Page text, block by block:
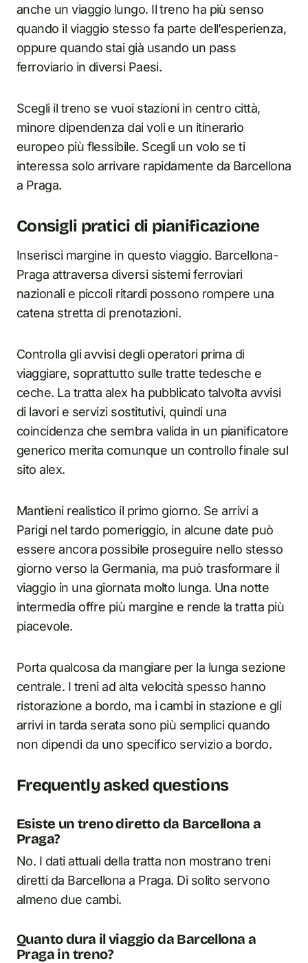
anche un viaggio lungo. Il treno ha più senso
quando il viaggio stesso fa parte dell’esperienza,
oppure quando stai già usando un pass
ferroviario in diversi Paesi.
Scegli il treno se vuoi stazioni in centro città,
minore dipendenza dai voli e un itinerario
europeo più flessibile. Scegli un volo se ti
interessa solo arrivare rapidamente da Barcellona
a Praga.
Consigli pratici di pianificazione
Inserisci margine in questo viaggio. Barcellona-
Praga attraversa diversi sistemi ferroviari
nazionali e piccoli ritardi possono rompere una
catena stretta di prenotazioni.
Controlla gli avvisi degli operatori prima di
viaggiare, soprattutto sulle tratte tedesche e
ceche. La tratta alex ha pubblicato talvolta avvisi
di lavori e servizi sostitutivi, quindi una
coincidenza che sembra valida in un pianificatore
generico merita comunque un controllo finale sul
sito alex.
Mantieni realistico il primo giorno. Se arrivi a
Parigi nel tardo pomeriggio, in alcune date può
essere ancora possibile proseguire nello stesso
giorno verso la Germania, ma può trasformare il
viaggio in una giornata molto lunga. Una notte
intermedia offre più margine e rende la tratta più
piacevole.
Porta qualcosa da mangiare per la lunga sezione
centrale. I treni ad alta velocità spesso hanno
ristorazione a bordo, ma i cambi in stazione e gli
arrivi in tarda serata sono più semplici quando
non dipendi da uno specifico servizio a bordo.
Frequently asked questions
Esiste un treno diretto da Barcellona a
Praga?
No. I dati attuali della tratta non mostrano treni
diretti da Barcellona a Praga. Di solito servono
almeno due cambi.
Quanto dura il viaggio da Barcellona a
Praga in treno?